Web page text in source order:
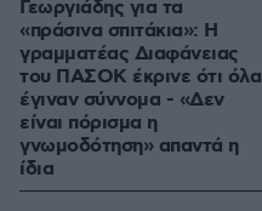
Γεωργιάδης για τα
«πράσινα σπιτάκια»: Η
γραμματέας Διαφάνειας
του ΠΑΣΟΚ έκρινε ότι όλα
έγιναν σύννομα - «Δεν
είναι πόρισμα η
γνωμοδότηση» απαντά η
ίδια